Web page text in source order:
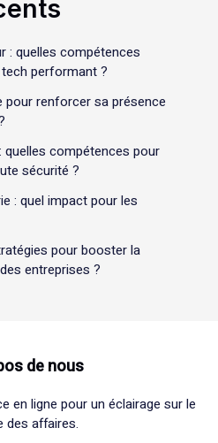
: quelles compétences
performant ?
pour renforcer sa présence
quelles compétences pour
sécurité ?
: quel impact pour les
pour booster la
entreprises ?
de nous
en ligne pour un éclairage sur le
des affaires.